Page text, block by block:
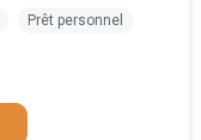
Prêt personnel